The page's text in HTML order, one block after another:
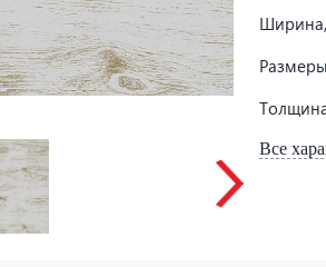
Размеры
Все